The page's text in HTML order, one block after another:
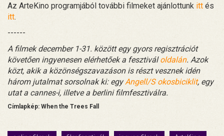
Az ArteKino programjából további filmeket ajánlottunk itt és
itt.
------
A filmek december 1-31. között egy gyors regisztrációt
követően ingyenesen elérhetőek a fesztiváloldalán. Azok
közt, akik a közönségszavazáson is részt vesznek idén
három jutalmat sorsolnak ki: egyAngell/S okosbiciklit, egy
utat a cannes-i, illetve a berlini filmfesztiválra.
Címlapkép: When the Trees Fall